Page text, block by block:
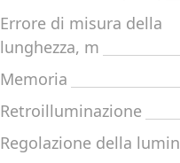
Errore di misura della
lunghezza, m
Memoria
Retroilluminazione
Regolazione della